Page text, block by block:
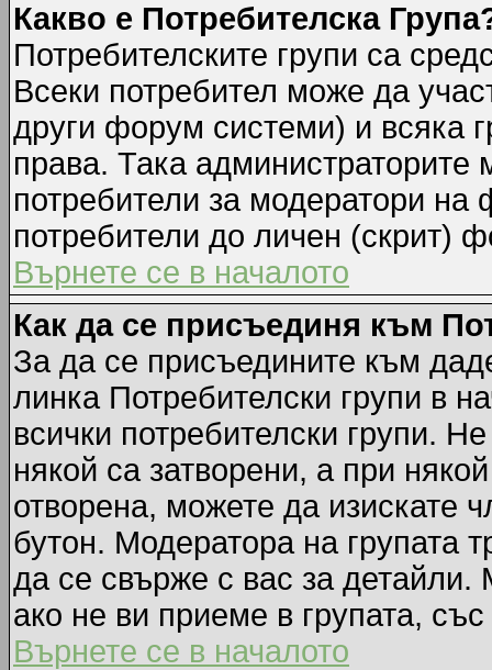
Какво е Потребителска
Потребителските групи са
Всеки потребител може да
други форум системи) и всяка
права. Така администраторите
потребители за модератори
потребители до личен (скрит)
Върнете се в началото
Как да се присъединя към
За да се присъедините към
линка Потребителски групи в
всички потребителски групи.
някой са затворени, а при
отворена, можете да изискате
бутон. Модератора на групата
да се свърже с вас за
ако не ви приеме в групата,
Върнете се в началото